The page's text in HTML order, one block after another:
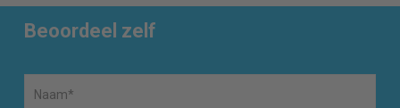
Beoordeel zelf